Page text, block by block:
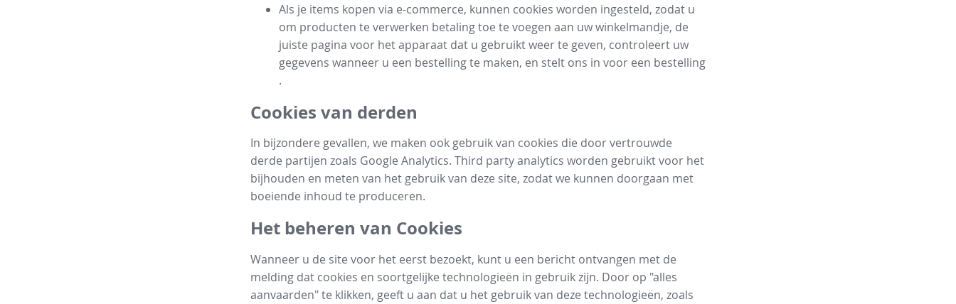
Als je items kopen via e-commerce, kunnen cookies worden ingesteld, zodat u
om producten te verwerken betaling toe te voegen aan uw winkelmandje, de
juiste pagina voor het apparaat dat u gebruikt weer te geven, controleert uw
gegevens wanneer u een bestelling te maken, en stelt ons in voor een bestelling
.
Cookies van derden
In bijzondere gevallen, we maken ook gebruik van cookies die door vertrouwde
derde partijen zoals Google Analytics. Third party analytics worden gebruikt voor het
bijhouden en meten van het gebruik van deze site, zodat we kunnen doorgaan met
boeiende inhoud te produceren.
Het beheren van Cookies
Wanneer u de site voor het eerst bezoekt, kunt u een bericht ontvangen met de
melding dat cookies en soortgelijke technologieën in gebruik zijn. Door op "alles
aanvaarden" te klikken, geeft u aan dat u het gebruik van deze technologieën, zoals